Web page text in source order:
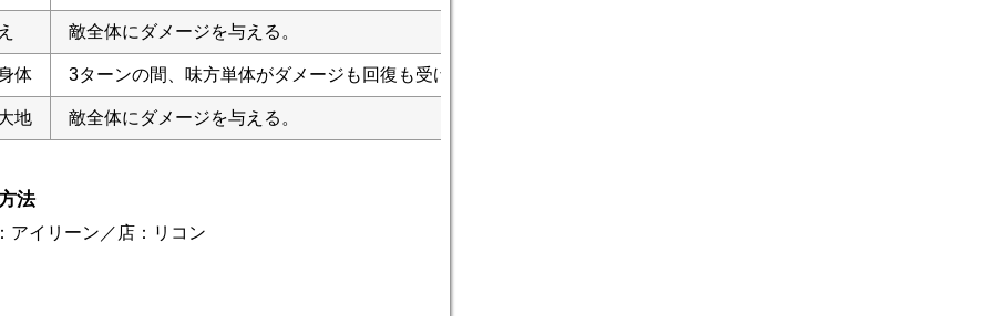
敵全体にダメージを与える。
体 3ターンの間、味方単体がダメージも回復も受け付けなくなる。
地 敵全体にダメージを与える。
法
アイリーン／店：リコン